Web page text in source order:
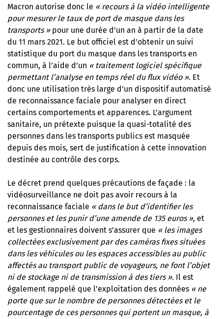
Macron autorise donc le « recours à la vidéo intelligente
pour mesurer le taux de port de masque dans les
transports »pour une durée d’un an à partir de la date
du 11 mars 2021. Le but officiel est d’obtenir un suivi
statistique du port du masque dans les transports en
commun, à l’aide d’un « traitement logiciel spécifique
permettant l’analyse en temps réel du flux vidéo ». Et
donc une utilisation très large d’un dispositif automatisé
de reconnaissance faciale pour analyser en direct
certains comportements et apparences. L’argument
sanitaire, un prétexte puisque la quasi-totalité des
personnes dans les transports publics est masquée
depuis des mois, sert de justification à cette innovation
destinée au contrôle des corps.
Le décret prend quelques précautions de façade : la
vidéosurveillance ne doit pas avoir recours à la
reconnaissance faciale « dans le but d’identifier les
personnes et les punir d’une amende de 135 euros », et
et les gestionnaires doivent s’assurer que « les images
collectées exclusivement par des caméras fixes situées
dans les véhicules ou les espaces accessibles au public
affectés au transport public de voyageurs, ne font l’objet
ni de stockage ni de transmission à des tiers ». Il est
également rappelé que l’exploitation des données « ne
porte que sur le nombre de personnes détectées et le
pourcentage de ces personnes qui portent un masque, à